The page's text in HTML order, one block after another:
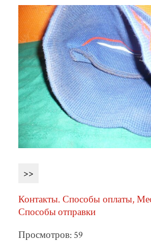
>>
Контакты. Способы оплаты,
Способы отправки
Просмотров: 59